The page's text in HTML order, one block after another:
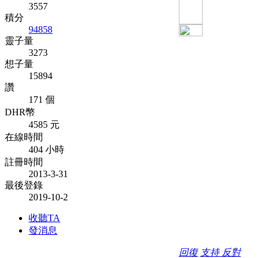
3557
積分
94858
靈子量
3273
想子量
15894
讚
171 個
DHR幣
4585 元
在線時間
404 小時
註冊時間
2013-3-31
最後登錄
2019-10-2
收聽TA
發消息
回復 支持 反對